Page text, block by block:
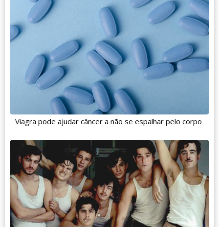
Viagra pode ajudar câncer a não se espalhar pelo corpo